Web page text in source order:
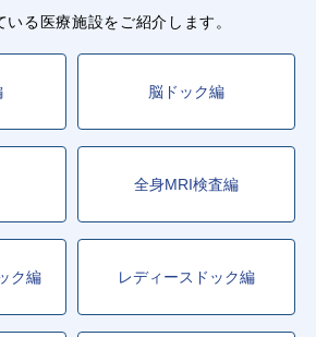
いる医療施設をご紹介します。
脳ドック編
全身MRI検査編
ク編 レディースドック編